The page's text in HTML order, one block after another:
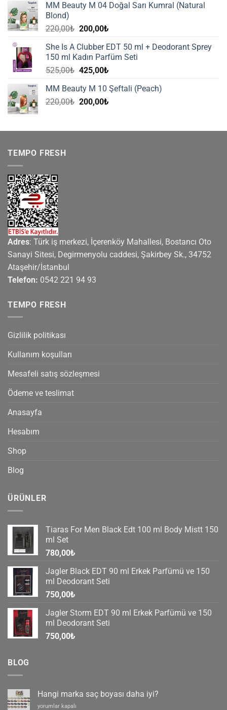
125,00₺.
MM Beauty M 04 Doğal Sarı Kumral (Natural
Blond)
220,00₺ Orijinal
220,00₺.
200,00₺Şu
fiyat:
200,00₺.
She Is A Clubber EDT 50 ml + Deodorant Sprey
150 ml Kadın Parfüm Seti
525,00₺ Orijinal
525,00₺.
425,00₺Şu
fiyat:
425,00₺.
MM Beauty M 10 Şeftali (Peach)
220,00₺ Orijinal
200,00₺Şu
200,00₺.
TEMPO FRESH
Adres: Türk iş merkezi, İçerenköy Mahallesi, Bostancı Oto
Sanayi Sitesi, Degirmenyolu caddesi, Şakirbey Sk., 34752
Ataşehir/İstanbul
Telefon: 0542 221 94 93
TEMPO FRESH
Gizlilik politikası
Kullanım koşulları
Mesafeli satış sözleşmesi
Ödeme ve teslimat
Anasayfa
Hesabım
Shop
Blog
ÜRÜNLER
Tiaras For Men Black Edt 100 ml Body Mistt 150
ml Set
780,00₺
Jagler Black EDT 90 ml Erkek Parfümü ve 150
ml Deodorant Seti
750,00₺
Jagler Storm EDT 90 ml Erkek Parfümü ve 150
ml Deodorant Seti
750,00₺
BLOG
Hangi marka saç boyası daha iyi?
Hangi
yorumlar kapalı